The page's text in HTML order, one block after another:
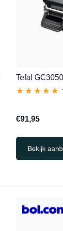
Tefal
★★★★★
★★★★★
€91,95
Bekijk